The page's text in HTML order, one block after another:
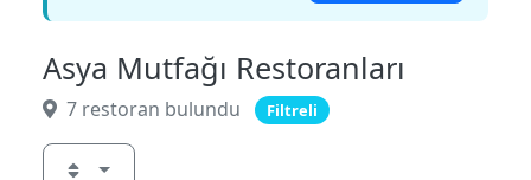
Asya Mutfağı Restoranları
7 restoran bulundu Filtreli